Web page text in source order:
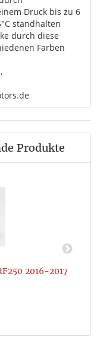
Druck bis zu 6
standhalten
durch diese
Farben
Produkte
2016-2017